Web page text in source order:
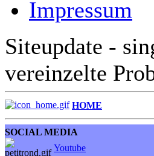
Impressum
Siteupdate -
vereinzelte
HOME
SOCIAL MEDIA
Youtube